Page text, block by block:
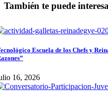
También te puede
Escuela de los Chefs y
16, 2026